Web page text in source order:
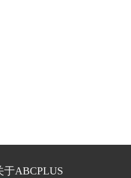
于ABCPLUS